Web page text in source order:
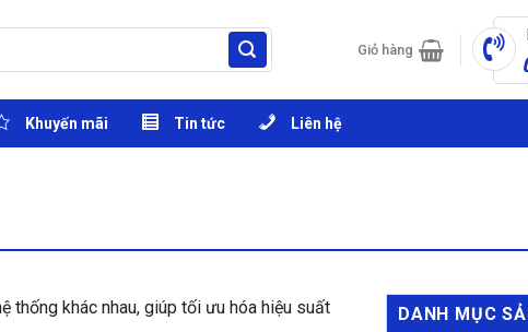
Giỏ hàng
Khuyến mãi Tin tức Liên hệ
thống khác nhau, giúp tối ưu hóa hiệu suất
DANH MỤC